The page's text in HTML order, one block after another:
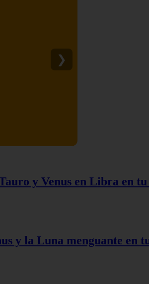
❯
y Venus en Libra en tu
y la Luna menguante en